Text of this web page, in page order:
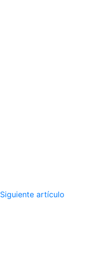
Siguiente artículo